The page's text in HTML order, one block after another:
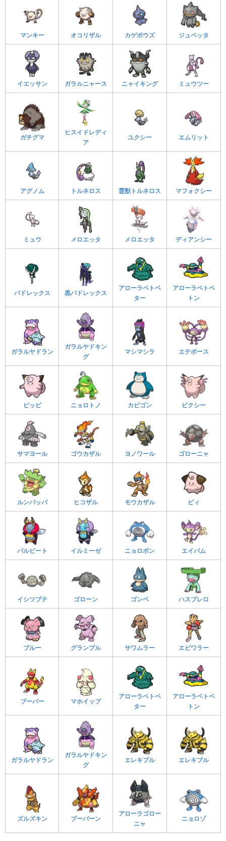
マンキー オコリザル カゲボウズ ジュペッタ
イエッサン ガラルニャース ニャイキング ミュウツー
ガチグマ
ヒスイドレディ
ア
ユクシー エムリット
アグノム トルネロス 霊獣トルネロス マフォクシー
ミュウ メロエッタ メロエッタ ディアンシー
バドレックス 黒バドレックス
アローラベトベ
ター
アローラベトベ
トン
ガラルヤドラン
ガラルヤドキン
グ
マシマシラ エテボース
ピッピ ニョロトノ カビゴン ピクシー
サマヨール ゴウカザル ヨノワール ゴローニャ
ルンパッパ ヒコザル モウカザル ピィ
バルビート イルミーゼ ニョロボン エイパム
イシツブテ ゴローン ゴンベ ハスブレロ
ブルー グランブル サワムラー エビワラー
ブーバー マホイップ
アローラベトベ
ター
アローラベトベ
トン
ガラルヤドラン
ガラルヤドキン
グ
エレキブル エレキブル
ズルズキン ブーバーン
アローラゴロー
ニャ
ニョロゾ